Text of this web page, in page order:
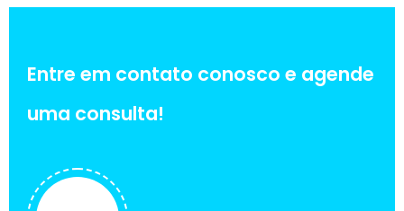
Entre em contato conosco e agende
uma consulta!